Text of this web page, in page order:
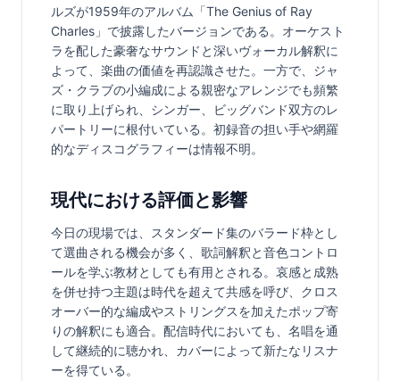
ルズが1959年のアルバム「The Genius of Ray
Charles」で披露したバージョンである。オーケスト
ラを配した豪奢なサウンドと深いヴォーカル解釈に
よって、楽曲の価値を再認識させた。一方で、ジャ
ズ・クラブの小編成による親密なアレンジでも頻繁
に取り上げられ、シンガー、ビッグバンド双方のレ
パートリーに根付いている。初録音の担い手や網羅
的なディスコグラフィーは情報不明。
現代における評価と影響
今日の現場では、スタンダード集のバラード枠とし
て選曲される機会が多く、歌詞解釈と音色コントロ
ールを学ぶ教材としても有用とされる。哀感と成熟
を併せ持つ主題は時代を超えて共感を呼び、クロス
オーバー的な編成やストリングスを加えたポップ寄
りの解釈にも適合。配信時代においても、名唱を通
して継続的に聴かれ、カバーによって新たなリスナ
ーを得ている。